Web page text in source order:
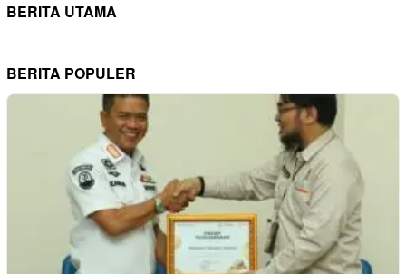
BERITA UTAMA
BERITA POPULER